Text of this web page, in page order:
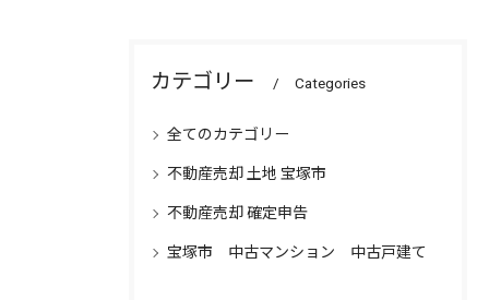
カテゴリー Categories
全てのカテゴリー
不動産売却 土地 宝塚市
不動産売却 確定申告
宝塚市 中古マンション 中古戸建て